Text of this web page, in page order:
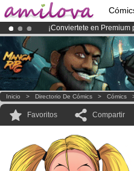
¡Conviertete en Premium
¡Ya tenemos 100000
El Kickstarter Amilova
Inicio > Directorio De Cómics > Cómics
Favoritos Compartir